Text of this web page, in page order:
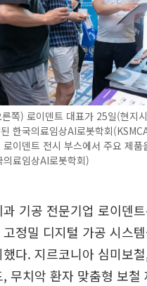
쪽) 로이덴트 대표가 25일(현지
한국의료임상AI로봇학회
로이덴트 전시 부스에서 주요 제
의료임상AI로봇학회)
과 기공 전문기업 로이덴
고정밀 디지털 가공 시스
다. 지르코니아 심미보
무치악 환자 맞춤형 보철